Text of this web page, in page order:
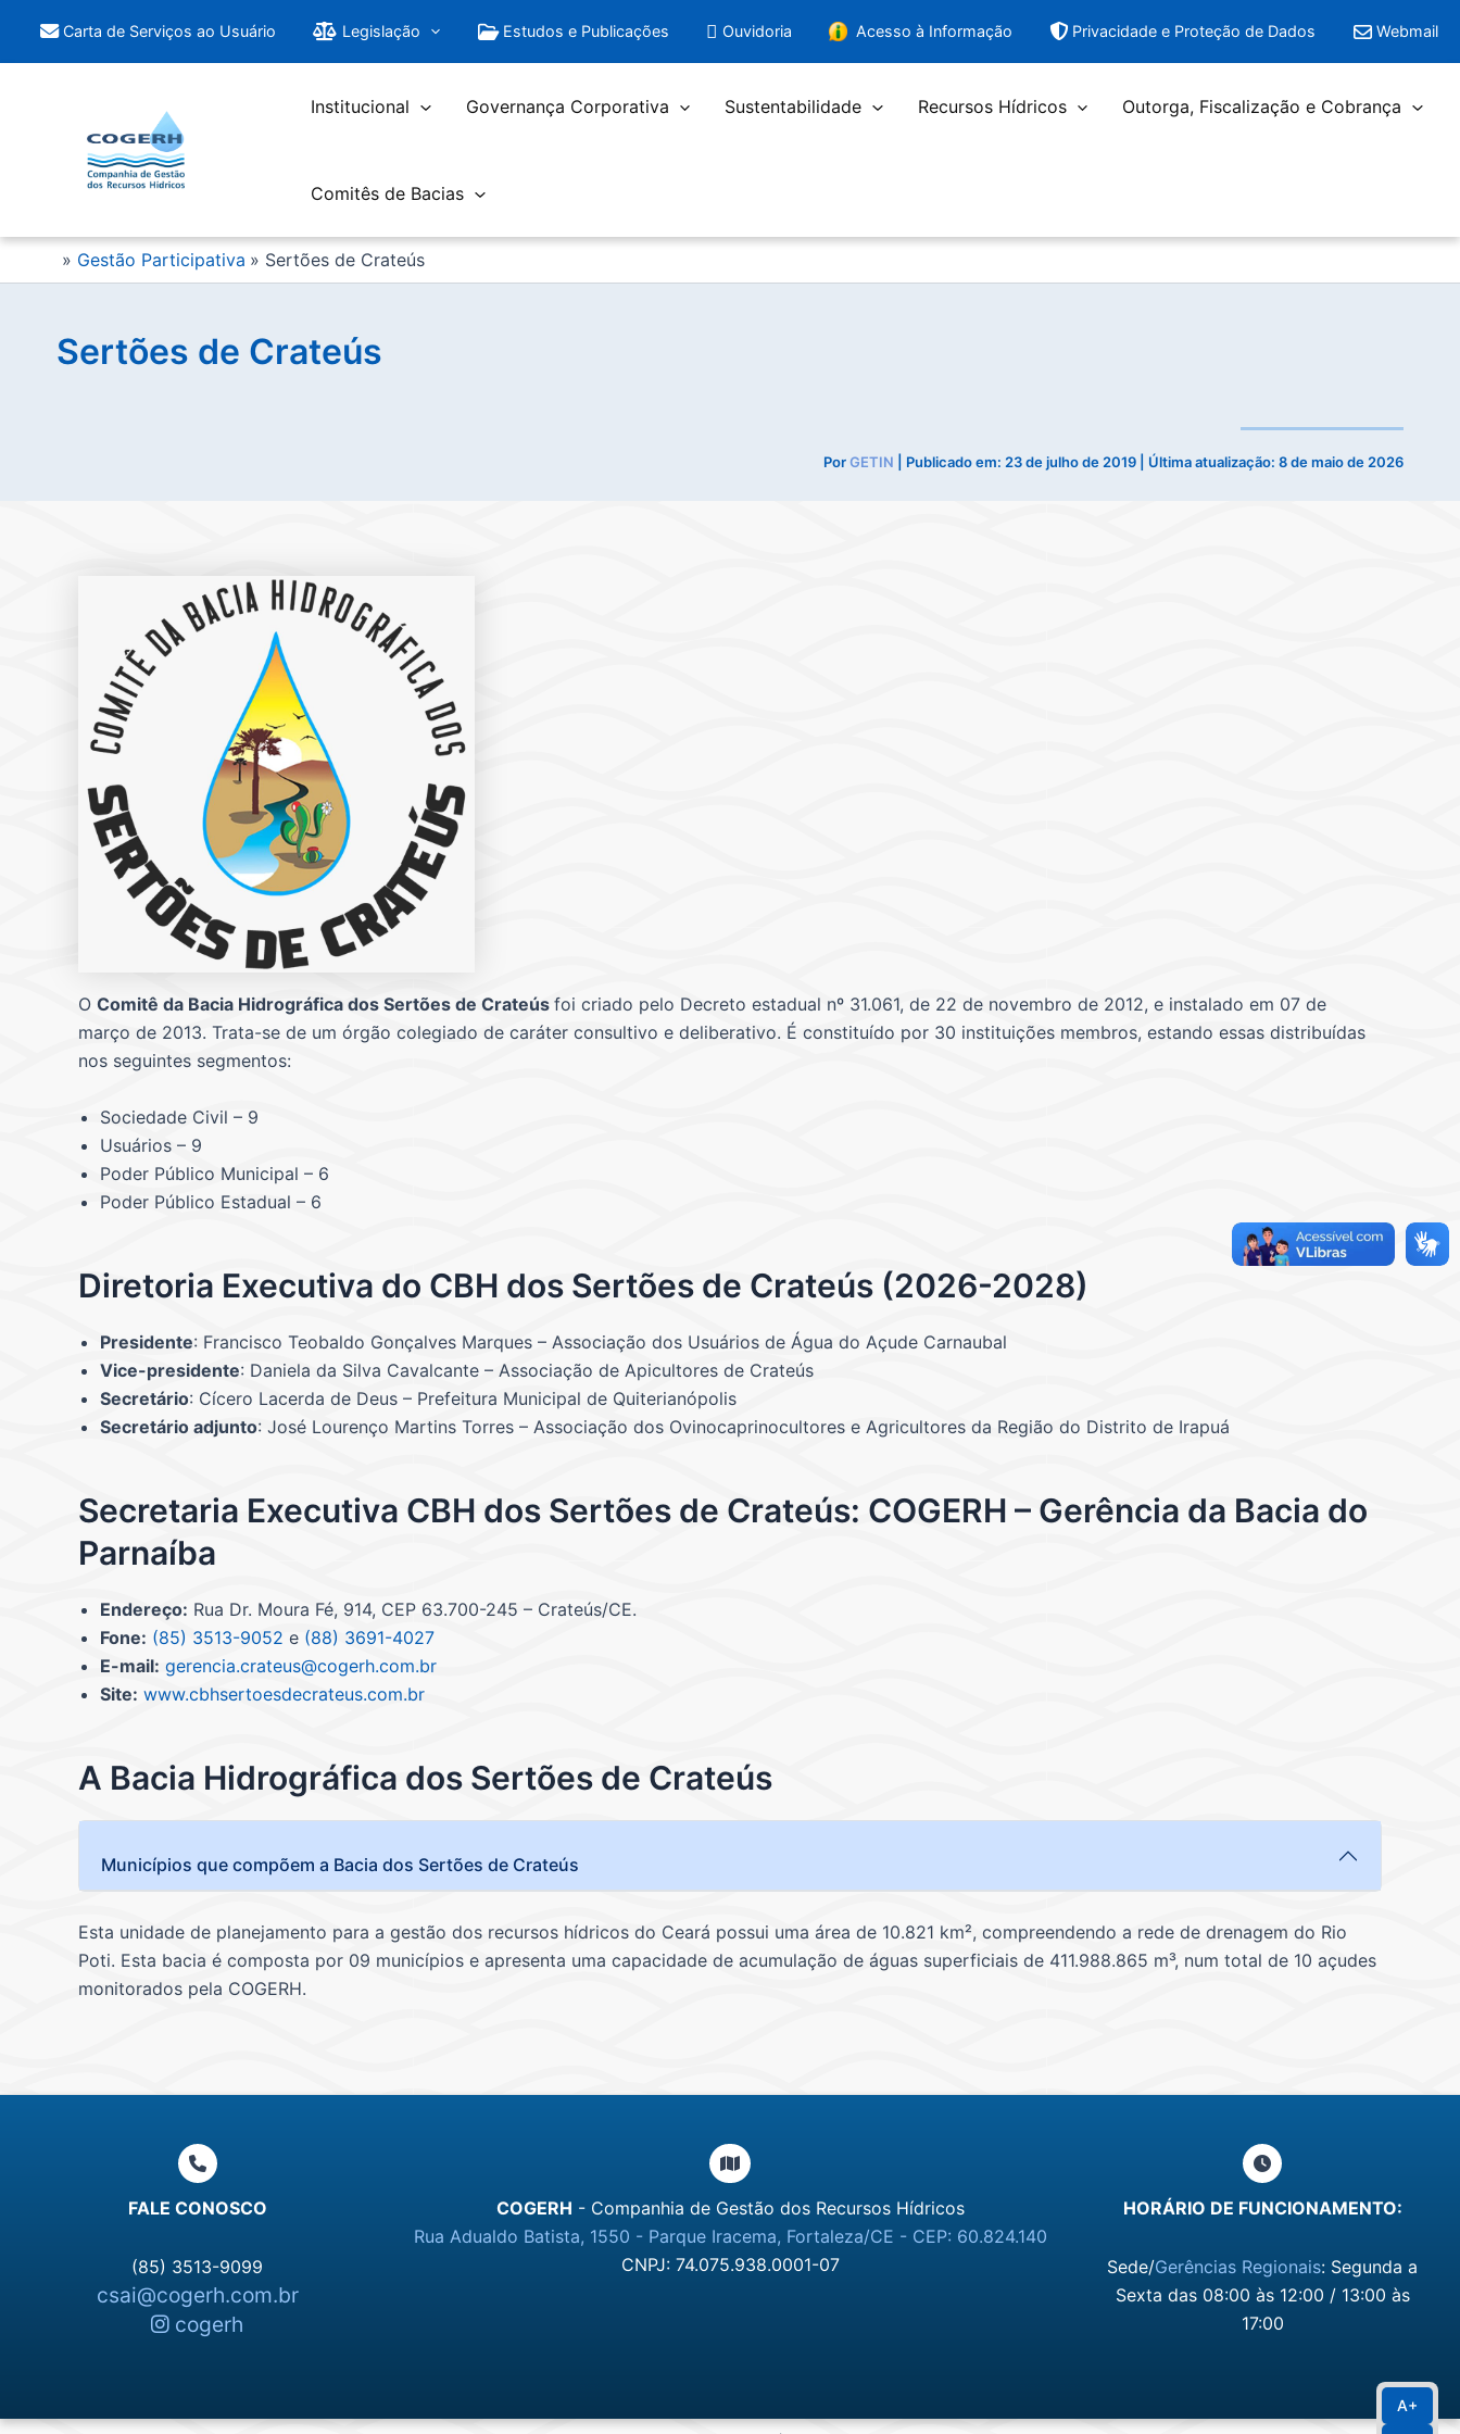
o
Carta de Serviços ao Usuário Legislação Estudos e Publicações Ouvidoria Acesso à Informação Privacidade e Proteção de Dados Webmail
Institucional Governança Corporativa Sustentabilidade Recursos Hídricos Outorga, Fiscalização e Cobrança
Comitês de Bacias
Gestão Participativa Sertões de Crateús
Sertões de Crateús
PorGETIN | Publicado em: 23 de julho de 2019 | Última atualização: 8 de maio de 2026
O Comitê da Bacia Hidrográfica dos Sertões de Crateús foi criado pelo Decreto estadual nº 31.061, de 22 de novembro de 2012, e instalado em 07 de
março de 2013. Trata-se de um órgão colegiado de caráter consultivo e deliberativo. É constituído por 30 instituições membros, estando essas distribuídas
nos seguintes segmentos:
Sociedade Civil – 9
Usuários – 9
Poder Público Municipal – 6
Poder Público Estadual – 6
Diretoria Executiva do CBH dos Sertões de Crateús (2026-2028)
Presidente: Francisco Teobaldo Gonçalves Marques – Associação dos Usuários de Água do Açude Carnaubal
Vice-presidente: Daniela da Silva Cavalcante – Associação de Apicultores de Crateús
Secretário: Cícero Lacerda de Deus – Prefeitura Municipal de Quiterianópolis
Secretário adjunto: José Lourenço Martins Torres – Associação dos Ovinocaprinocultores e Agricultores da Região do Distrito de Irapuá
Secretaria Executiva CBH dos Sertões de Crateús: COGERH – Gerência da Bacia do
Parnaíba
Endereço: Rua Dr. Moura Fé, 914, CEP 63.700-245 – Crateús/CE.
Fone: (85) 3513-9052 e (88) 3691-4027
E-mail: gerencia.crateus@cogerh.com.br
Site: www.cbhsertoesdecrateus.com.br
A Bacia Hidrográfica dos Sertões de Crateús
Municípios que compõem a Bacia dos Sertões de Crateús
Esta unidade de planejamento para a gestão dos recursos hídricos do Ceará possui uma área de 10.821 km², compreendendo a rede de drenagem do Rio
Poti. Esta bacia é composta por 09 municípios e apresenta uma capacidade de acumulação de águas superficiais de 411.988.865 m³, num total de 10 açudes
monitorados pela COGERH.
FALE CONOSCO
(85) 3513-9099
csai@cogerh.com.br
cogerh
COGERH - Companhia de Gestão dos Recursos Hídricos
Rua Adualdo Batista, 1550 - Parque Iracema, Fortaleza/CE - CEP: 60.824.140
CNPJ: 74.075.938.0001-07
HORÁRIO DE FUNCIONAMENTO:
Sede/Gerências Regionais: Segunda a
Sexta das 08:00 às 12:00 / 13:00 às
17:00
A+